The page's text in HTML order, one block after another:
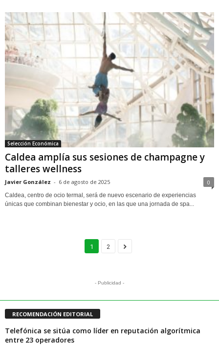
Selección Económica
Caldea amplía sus sesiones de champagne y
talleres wellness
Javier González - 6 de agosto de 2025 0
Caldea, centro de ocio termal, será de nuevo escenario de experiencias
únicas que combinan bienestar y ocio, en las que una jornada de spa...
1 2
- Publicidad -
RECOMENDACIÓN EDITORIAL
Telefónica se sitúa como líder en reputación algorítmica
entre 23 operadores